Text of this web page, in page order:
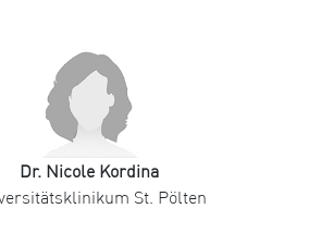
Dr. Nicole Kordina
St. Pölten